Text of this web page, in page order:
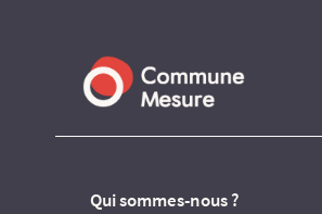
Qui sommes-nous ?